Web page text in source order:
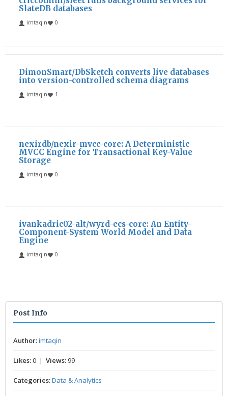
SlateDB databases
imtaqin 0
DimonSmart/DbSketch converts live databases
into version-controlled schema diagrams
imtaqin 1
nexirdb/nexir-mvcc-core: A Deterministic
MVCC Engine for Transactional Key-Value
Storage
imtaqin 0
ivankadric02-alt/wyrd-ecs-core: An Entity-
Component-System World Model and Data
Engine
imtaqin 0
Post Info
Author:imtaqin
Likes:0 | Views: 99
Categories:Data & Analytics